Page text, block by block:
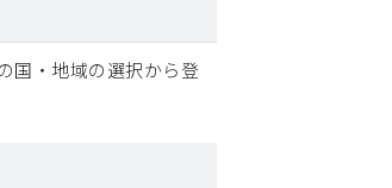
国・地域の選択から登